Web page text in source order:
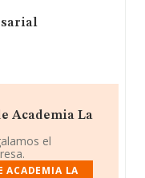
Academia La
el
ACADEMIA LA